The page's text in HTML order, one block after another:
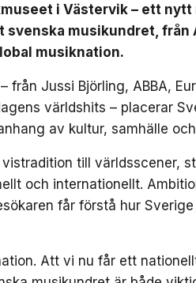
i Västervik – ett
musikundret, från
musiknation.
Jussi Björling, ABBA,
världshits – placerar
av kultur, samhälle
till världsscener,
och internationellt.
får förstå hur
Att vi nu får ett